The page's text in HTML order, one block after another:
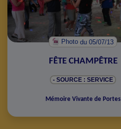
Photodu 05/07/13
FÊTE CHAMPÊTRE
- SOURCE : SERVICE
Mémoire Vivante de Portes